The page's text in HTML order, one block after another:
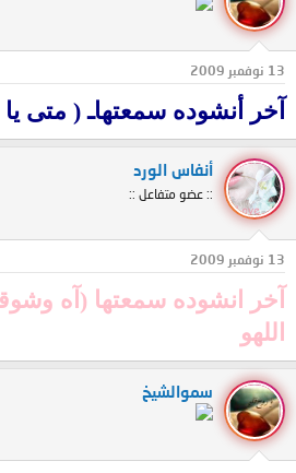
13 نوفمبر 2009
آخر أنشوده سمعتهاـ ( متى
أنفاس الورد
:: عضو متفاعل ::
13 نوفمبر 2009
آخر انشوده سمعتها (آه
اللهو
سموالشيخ